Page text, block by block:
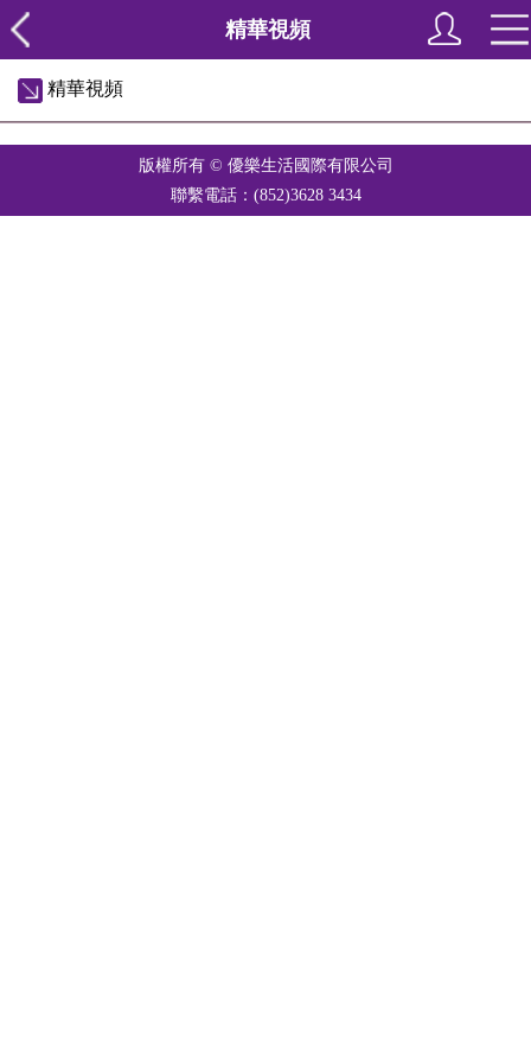
精華視頻
精華視頻
版權所有 © 優樂生活國際有限公司
聯繫電話：(852)3628 3434